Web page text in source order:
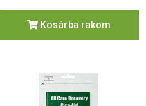
Kosárba rakom